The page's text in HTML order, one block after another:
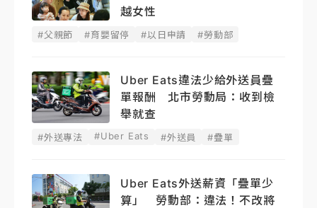
越女性
#父親節 #育嬰留停 #以日申請 #勞動部
Uber Eats違法少給外送員疊
單報酬 北市勞動局：收到檢
舉就查
#外送專法 #Uber Eats #外送員 #疊單
Uber Eats外送薪資「疊單少
算」 勞動部：違法！不改將